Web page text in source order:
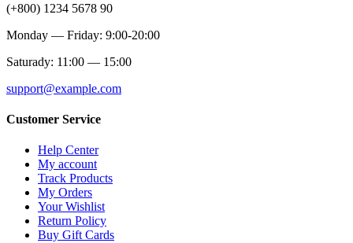
(+800) 1234 5678 90
Monday — Friday: 9:00-20:00
Saturady: 11:00 — 15:00
support@example.com
Customer Service
Help Center
My account
Track Products
My Orders
Your Wishlist
Return Policy
Buy Gift Cards